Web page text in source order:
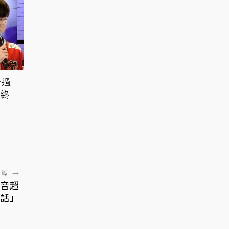
→
超
」